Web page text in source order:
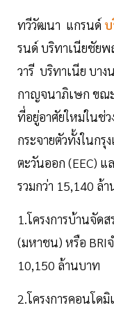
ทวีวัฒนา แกรนด์
รนด์ บริทาเนียชัย
วารี บริทาเนีย บา
กาญจนาภิเษก ขณ
ที่อยู่อาศัยใหม่ในช่ว
กระจายตัวทั้งในก
ตะวันออก (EEC) แ
รวมกว่า 15,140 ล้
1.โครงการบ้านจัด
(มหาชน) หรือ BRIจ
10,150 ล้านบาท
2.โครงการคอนโด